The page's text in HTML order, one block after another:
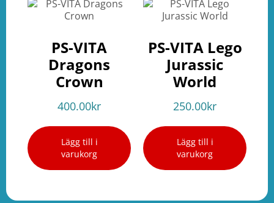
PS-VITA
Dragons
Crown
400.00kr
Lägg till i
varukorg
PS-VITA Lego
Jurassic
World
250.00kr
Lägg till i
varukorg